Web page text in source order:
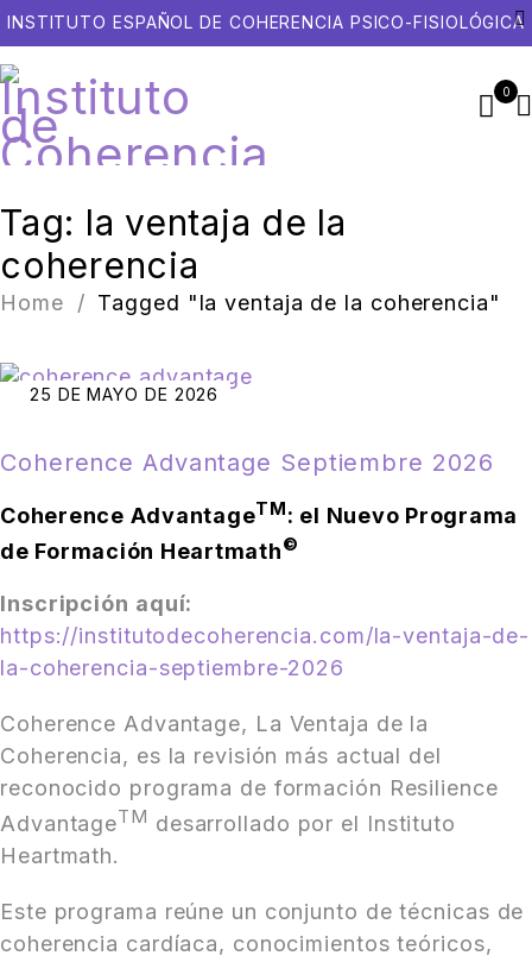
INSTITUTO ESPAÑOL DE COHERENCIA PSICO-FISIOLÓGICA
0
Tag: la ventaja de la
coherencia
Home / Tagged "la ventaja de la coherencia"
25 DE MAYO DE 2026
Coherence Advantage Septiembre 2026
Coherence AdvantageTM: el Nuevo Programa
de Formación Heartmath©
Inscripción aquí:
https://institutodecoherencia.com/la-ventaja-de-
la-coherencia-septiembre-2026
Coherence Advantage, La Ventaja de la
Coherencia, es la revisión más actual del
reconocido programa de formación Resilience
AdvantageTM desarrollado por el Instituto
Heartmath.
Este programa reúne un conjunto de técnicas de
coherencia cardíaca, conocimientos teóricos,